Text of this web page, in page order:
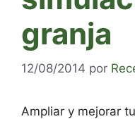
granja
12/08/2014 por
Ampliar y mejorar